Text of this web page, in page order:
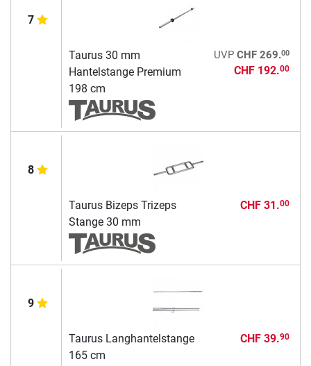
7
Taurus 30 mm
Hantelstange Premium
198 cm
UVP CHF 269.00
CHF 192.00
8
Taurus Bizeps Trizeps
Stange 30 mm
CHF 31.00
9
Taurus Langhantelstange
165 cm
CHF 39.90